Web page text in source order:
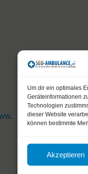
Um dir ein optimales
Geräteinformationen
Technologien
dieser Website
können bestimmte
Akzeptieren
.